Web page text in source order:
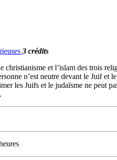
3 crédits
christianisme et l’islam des trois
n’est neutre devant le Juif
les Juifs et le judaïsme ne peut